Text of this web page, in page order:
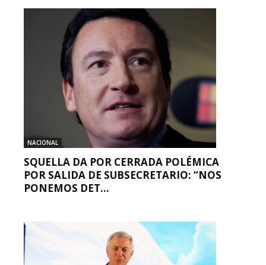
NACIONAL
SQUELLA DA POR CERRADA POLÉMICA
POR SALIDA DE SUBSECRETARIO: “NOS
PONEMOS DET...